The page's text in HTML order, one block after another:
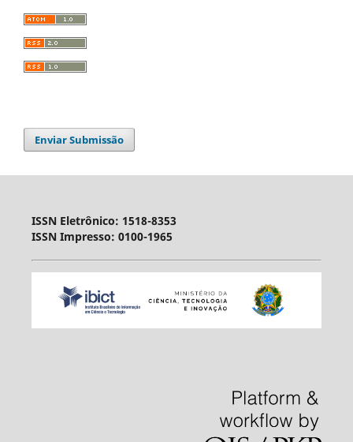
Enviar Submissão
ISSN Eletrônico: 1518-8353
ISSN Impresso: 0100-1965